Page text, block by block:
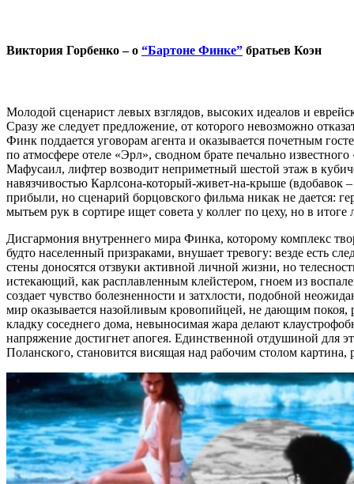
Виктория Горбенко – о “Бартоне Финке” братьев Коэн
Молодой сценарист левых взглядов, высоких идеалов и
Сразу же следует предложение, от которого невозможно
Финк поддается уговорам агента и оказывается почетным
по атмосфере отеле «Эрл», сводном брате печально
Мафусаил, лифтер возводит неприметный шестой этаж в
навязчивостью Карлсона-который-живет-на-крыше (вдобавок
прибыли, но сценарий борцовского фильма никак не дается:
мытьем рук в сортире ищет совета у коллег по цеху, но в
Дисгармония внутреннего мира Финка, которому комплекс
будто населенный призраками, внушает тревогу: везде есть
стены доносятся отзвуки активной личной жизни, но
истекающий, как расплавленным клейстером, гноем из
создает чувство болезненности и затхлости, подобной
мир оказывается назойливым кровопийцей, не дающим
кладку соседнего дома, невыносимая жара делают
напряжение достигнет апогея. Единственной отдушиной для
Поланского, становится висящая над рабочим столом картина,